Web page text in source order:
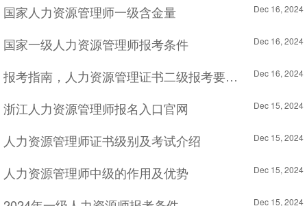
国家人力资源管理师一级含金量 Dec 16, 2024
国家一级人力资源管理师报考条件 Dec 16, 2024
报考指南，人力资源管理证书二级报考要求解析 Dec 16, 2024
浙江人力资源管理师报名入口官网 Dec 15, 2024
人力资源管理师证书级别及考试介绍 Dec 15, 2024
人力资源管理师中级的作用及优势 Dec 15, 2024
Dec 15, 2024